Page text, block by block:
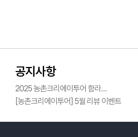
공지사항
2025 농촌크리에이투어 함라
한옥체험관 웨딩의상체험
[농촌크리에이투어] 5월 리뷰 이벤트